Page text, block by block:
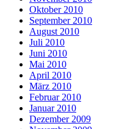
Oktober 2010
September 2010
August 2010
Juli 2010
Juni 2010
Mai 2010
April 2010
März 2010
Februar 2010
Januar 2010
Dezember 2009